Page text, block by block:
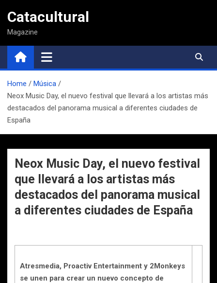
contenido
Catacultural
Magazine
Home
Música
Neox Music Day, el nuevo festival que llevará a los artistas más
destacados del panorama musical a diferentes ciudades de
España
Neox Music Day, el nuevo festival
que llevará a los artistas más
destacados del panorama musical
a diferentes ciudades de España
Atresmedia, Proactiv Entertainment y 2Monkeys
se unen para crear un nuevo concepto de